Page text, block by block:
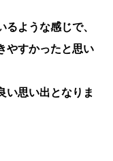
ような感じで、
やすかったと思い
い思い出となりま